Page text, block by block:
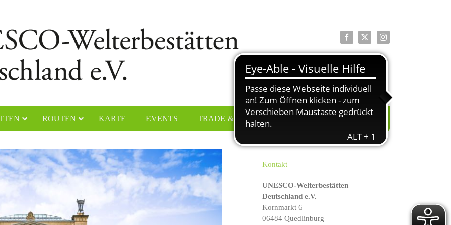
Facebook
X Instagram
Dom
„Die Wies“
Lorsch
Naumburger Dom
Klosteranlage Maulbronn
ROUTEN KARTE EVENTS TRADE & PRESSE
Kontakt
UNESCO-Welterbestätten
Deutschland e.V.
Kornmarkt 6
06484 Quedlinburg